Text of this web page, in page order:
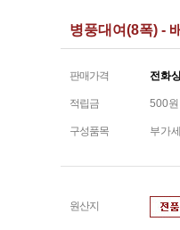
병풍대여(8폭) -
판매가격 전화
적립금 500원
구성품목 부가
원산지